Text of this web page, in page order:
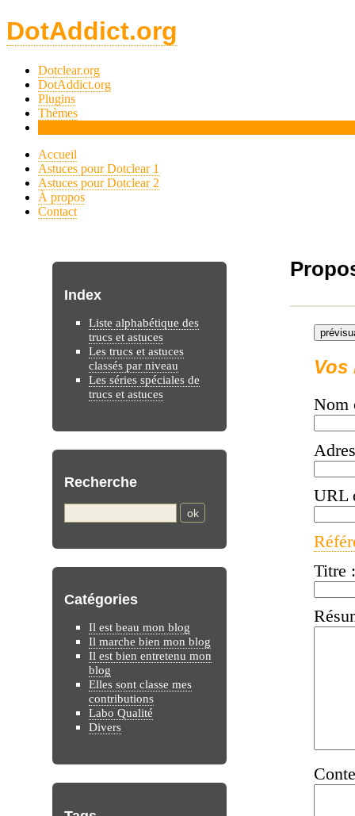
DotAddict.org
Dotclear.org
DotAddict.org
Plugins
Thèmes
Accueil
Astuces pour Dotclear 1
Astuces pour Dotclear 2
À propos
Contact
Nom
URL
Titre
Index
Liste alphabétique des
trucs et astuces
Les trucs et astuces
classés par niveau
Les séries spéciales de
trucs et astuces
Recherche
Catégories
Il est beau mon blog
Il marche bien mon blog
Il est bien entretenu mon
blog
Elles sont classe mes
contributions
Labo Qualité
Divers